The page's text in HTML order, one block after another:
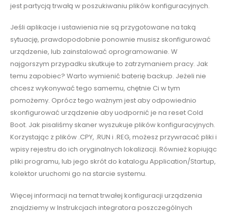
jest partycją trwałą w poszukiwaniu plików konfiguracyjnych.
Jeśli aplikacje i ustawienia nie są przygotowane na taką
sytuację, prawdopodobnie ponownie musisz skonfigurować
urządzenie, lub zainstalować oprogramowanie. W
najgorszym przypadku skutkuje to zatrzymaniem pracy. Jak
temu zapobiec? Warto wymienić baterię backup. Jeżeli nie
chcesz wykonywać tego samemu, chętnie Ci w tym
pomożemy. Oprócz tego ważnym jest aby odpowiednio
skonfigurować urządzenie aby uodpornić je na reset Cold
Boot. Jak pisaliśmy skaner wyszukuje plików konfiguracyjnych.
Korzystając z plików .CPY, .RUN i .REG, możesz przywracać pliki i
wpisy rejestru do ich oryginalnych lokalizacji. Również kopiując
pliki programu, lub jego skrót do katalogu Application/Startup,
kolektor uruchomi go na starcie systemu.
Więcej informacji na temat trwałej konfiguracji urządzenia
znajdziemy w Instrukcjach integratora poszczególnych